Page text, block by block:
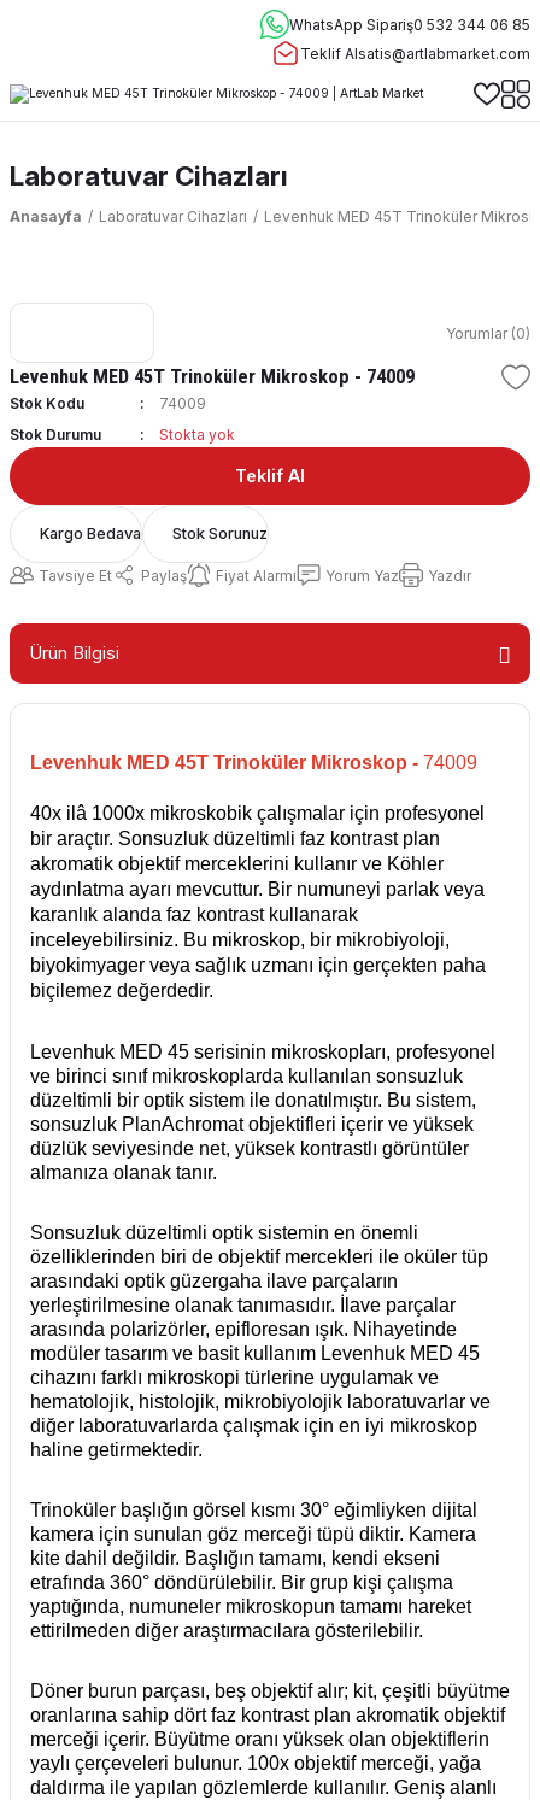
WhatsApp Sipariş0 532 344 06 85
Teklif Alsatis@artlabmarket.com
Laboratuvar Cihazları
Anasayfa Laboratuvar Cihazları Levenhuk MED 45T Trinoküler
Yorumlar (0)
Levenhuk MED 45T Trinoküler Mikroskop - 74009
Stok Kodu
74009
Stok Durumu
Stokta yok
Teklif Al
Kargo Bedava Stok Sorunuz
Tavsiye Et Paylaş Fiyat Alarmı Yorum Yaz Yazdır
Ürün Bilgisi
Levenhuk MED 45T Trinoküler Mikroskop - 74009
40x ilâ 1000x mikroskobik çalışmalar için profesyonel
bir araçtır. Sonsuzluk düzeltimli faz kontrast plan
akromatik objektif merceklerini kullanır ve Köhler
aydınlatma ayarı mevcuttur. Bir numuneyi parlak veya
karanlık alanda faz kontrast kullanarak
inceleyebilirsiniz. Bu mikroskop, bir mikrobiyoloji,
biyokimyager veya sağlık uzmanı için gerçekten paha
biçilemez değerdedir.
Levenhuk MED 45 serisinin mikroskopları, profesyonel
ve birinci sınıf mikroskoplarda kullanılan sonsuzluk
düzeltimli bir optik sistem ile donatılmıştır. Bu sistem,
sonsuzluk PlanAchromat objektifleri içerir ve yüksek
düzlük seviyesinde net, yüksek kontrastlı görüntüler
almanıza olanak tanır.
Sonsuzluk düzeltimli optik sistemin en önemli
özelliklerinden biri de objektif mercekleri ile oküler tüp
arasındaki optik güzergaha ilave parçaların
yerleştirilmesine olanak tanımasıdır. İlave parçalar
arasında polarizörler, epifloresan ışık. Nihayetinde
modüler tasarım ve basit kullanım Levenhuk MED 45
cihazını farklı mikroskopi türlerine uygulamak ve
hematolojik, histolojik, mikrobiyolojik laboratuvarlar ve
diğer laboratuvarlarda çalışmak için en iyi mikroskop
haline getirmektedir.
Trinoküler başlığın görsel kısmı 30° eğimliyken dijital
kamera için sunulan göz merceği tüpü diktir. Kamera
kite dahil değildir. Başlığın tamamı, kendi ekseni
etrafında 360° döndürülebilir. Bir grup kişi çalışma
yaptığında, numuneler mikroskopun tamamı hareket
ettirilmeden diğer araştırmacılara gösterilebilir.
Döner burun parçası, beş objektif alır; kit, çeşitli büyütme
oranlarına sahip dört faz kontrast plan akromatik objektif
merceği içerir. Büyütme oranı yüksek olan objektiflerin
yaylı çerçeveleri bulunur. 100x objektif merceği, yağa
daldırma ile yapılan gözlemlerde kullanılır. Geniş alanlı